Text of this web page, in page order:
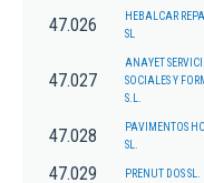
47.026
HEBALCAR
SL
47.027
ANAYET
SOCIALES Y
S.L.
47.028
PAVIMENTOS
SL.
47.029 PRENUT DOS SL.